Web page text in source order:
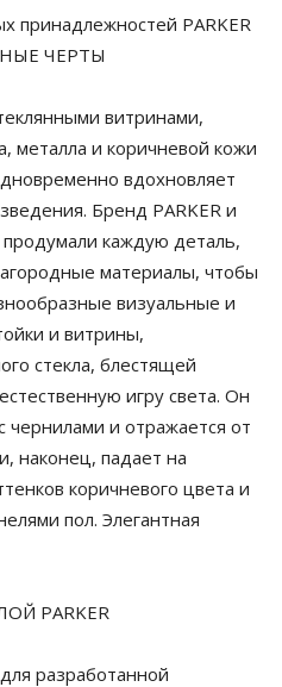
принадлежностей PARKER
ЧЕРТЫ
витринами,
металла и коричневой кожи
вдохновляет
Бренд PARKER и
каждую деталь,
материалы, чтобы
визуальные и
и витрины,
стекла, блестящей
игру света. Он
чернилами и отражается от
наконец, падает на
коричневого цвета и
пол. Элегантная
PARKER
разработанной